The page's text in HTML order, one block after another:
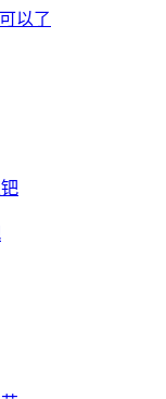
以了